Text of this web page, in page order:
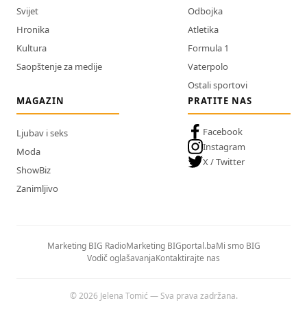
Svijet
Hronika
Kultura
Saopštenje za medije
Odbojka
Atletika
Formula 1
Vaterpolo
Ostali sportovi
MAGAZIN
Ljubav i seks
Moda
ShowBiz
Zanimljivo
PRATITE NAS
Facebook
Instagram
X / Twitter
Marketing BIG RadioMarketing BIGportal.baMi smo BIG
Vodič oglašavanjaKontaktirajte nas
© 2026 Jelena Tomić — Sva prava zadržana.